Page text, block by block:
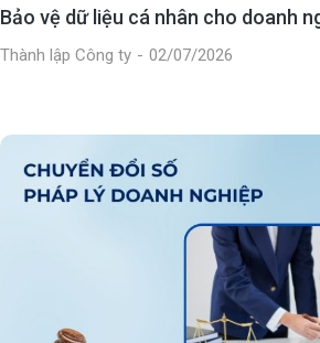
Bảo vệ dữ liệu cá nhân cho doanh
Thành lập Công ty 02/07/2026